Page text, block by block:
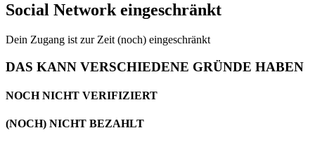
Social Network eingeschränkt
Dein Zugang ist zur Zeit (noch) eingeschränkt
DAS KANN VERSCHIEDENE GRÜNDE HABEN
NOCH NICHT VERIFIZIERT
(NOCH) NICHT BEZAHLT